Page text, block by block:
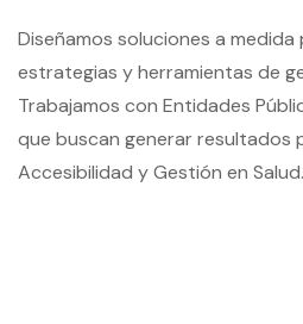
Diseñamos soluciones a
estrategias y herramientas de
Trabajamos con Entidades
que buscan generar resultados
Accesibilidad y Gestión en Salud.